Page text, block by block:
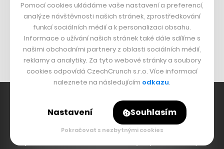
Bomma není tichá
Originální hodinky
Nábytek z betonu
Hlavní zdroj inspirace. Věnujeme se tématům, která
Pomocí cookies ukládáme vaše nastavení a preferencí,
analýze návštěvnosti našich stránek, zprostředkování
funkcí sociálních médií a k personalizaci obsahu.
Informace o užívání našich stránek také dále sdílíme s
našimi obchodními partnery z oblasti sociálních médií,
reklamy a analytiky. Za tyto webové stránky a soubory
cookies odpovídá CzechCrunch s.r.o. Více informací
naleznete na následujícím odkazu.
Nastavení Souhlasím
Pokračovat s nezbytnými cookies